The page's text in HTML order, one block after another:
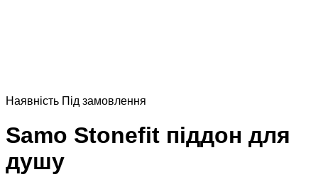
Наявнiсть Пiд замовлення
Samo Stonefit піддон для
душу